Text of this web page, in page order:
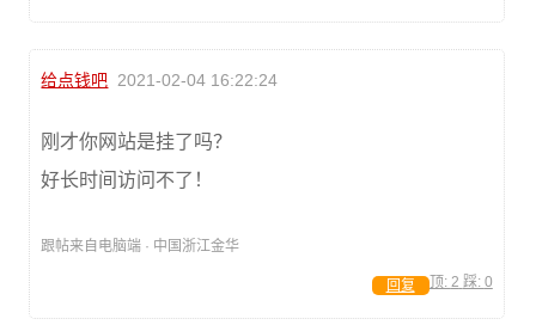
给点钱吧 2021-02-04 16:22:24
刚才你网站是挂了吗？
好长时间访问不了！
跟帖来自电脑端 · 中国浙江金华
顶: 2 踩: 0
回复